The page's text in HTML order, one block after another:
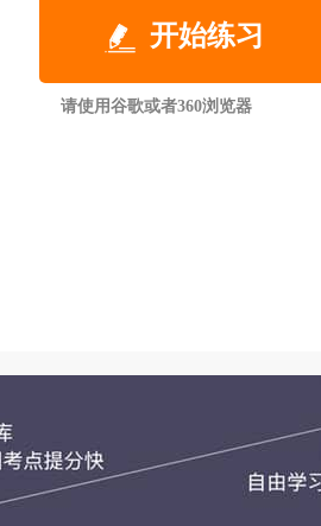
开始练习
请使用谷歌或者360浏览器